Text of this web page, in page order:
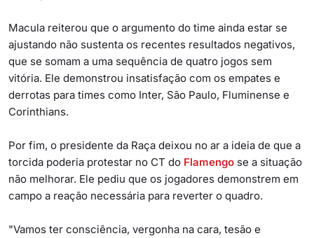
Macula reiterou que o argumento do time ainda estar se
ajustando não sustenta os recentes resultados negativos,
que se somam a uma sequência de quatro jogos sem
vitória. Ele demonstrou insatisfação com os empates e
derrotas para times como Inter, São Paulo, Fluminense e
Corinthians.
Por fim, o presidente da Raça deixou no ar a ideia de que a
torcida poderia protestar no CT do Flamengo se a situação
não melhorar. Ele pediu que os jogadores demonstrem em
campo a reação necessária para reverter o quadro.
"Vamos ter consciência, vergonha na cara, tesão e